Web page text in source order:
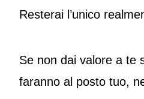
Resterai l’unico
Se non dai valore a te
faranno al posto tuo,